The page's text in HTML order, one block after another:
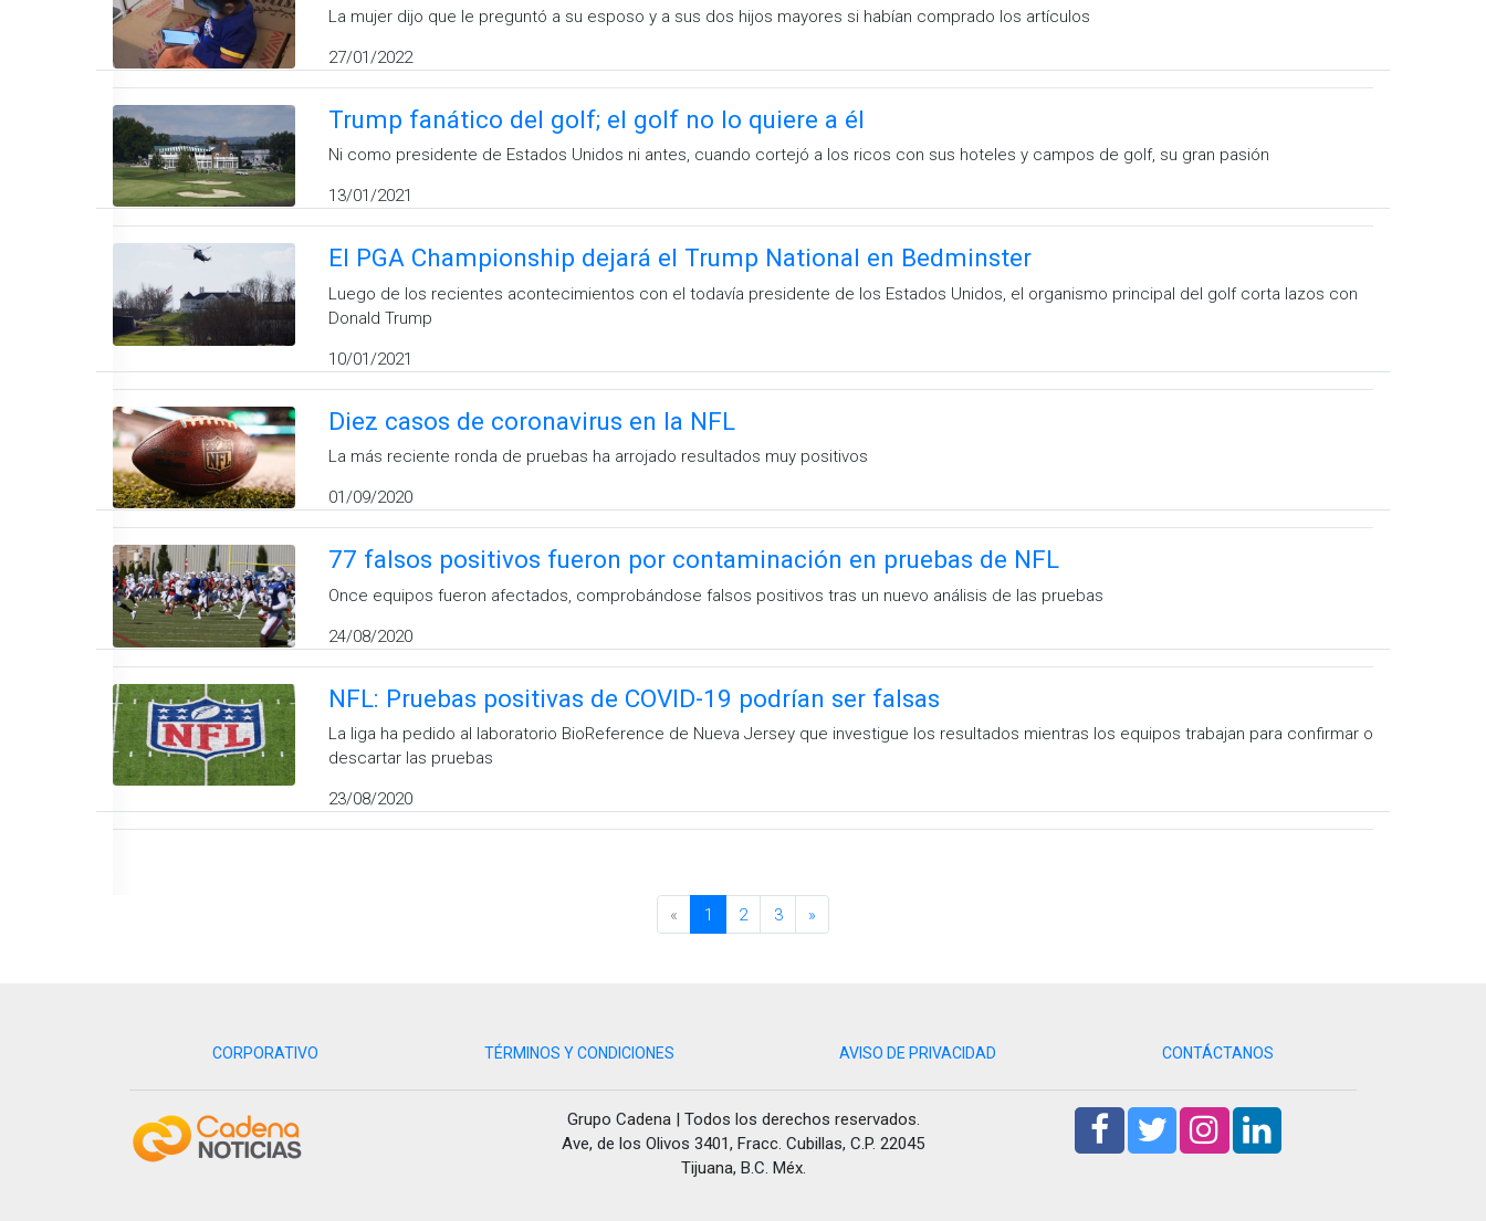
La mujer dijo que le preguntó a su esposo y a sus dos hijos mayores si habían comprado los artículos
27/01/2022
Trump fanático del golf; el golf no lo quiere a él
Ni como presidente de Estados Unidos ni antes, cuando cortejó a los ricos con sus hoteles y campos de golf, su gran pasión
13/01/2021
El PGA Championship dejará el Trump National en Bedminster
Luego de los recientes acontecimientos con el todavía presidente de los Estados Unidos, el organismo principal del golf corta lazos con
Donald Trump
10/01/2021
Diez casos de coronavirus en la NFL
La más reciente ronda de pruebas ha arrojado resultados muy positivos
01/09/2020
77 falsos positivos fueron por contaminación en pruebas de NFL
Once equipos fueron afectados, comprobándose falsos positivos tras un nuevo análisis de las pruebas
24/08/2020
NFL: Pruebas positivas de COVID-19 podrían ser falsas
La liga ha pedido al laboratorio BioReference de Nueva Jersey que investigue los resultados mientras los equipos trabajan para confirmar o
descartar las pruebas
23/08/2020
« 1 2 3 »
CORPORATIVO TÉRMINOS Y CONDICIONES AVISO DE PRIVACIDAD CONTÁCTANOS
Grupo Cadena | Todos los derechos reservados.
Ave, de los Olivos 3401, Fracc. Cubillas, C.P. 22045
Tijuana, B.C. Méx.